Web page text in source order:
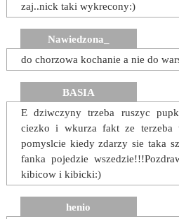
zaj..nick taki wykrecony:)
Nawiedzona_
do chorzowa kochanie a nie do
BASIA
E dziwczyny trzeba ruszyc
ciezko i wkurza fakt ze terzeba
pomyslcie kiedy zdarzy sie taka
fanka pojedzie
kibicow i kibicki:)
henio